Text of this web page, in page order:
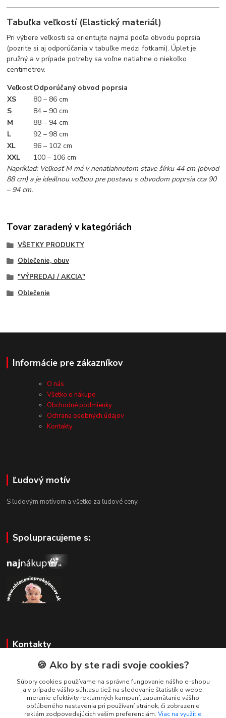
Tabuľka veľkostí (Elastický materiál)
Pri výbere veľkosti sa orientujte najmä podľa obvodu poprsia
(pozrite si aj odporúčania v tabuľke medzi fotkami). Úplet je
pružný a v prípade potreby sa voľne natiahne o niekoľko
centimetrov.
VeľkosťOdporúčaný obvod poprsia
XS
80 – 86 cm
S
84 – 90 cm
M
88 – 94 cm
L
92 – 98 cm
XL
96 – 102 cm
XXL
100 – 106 cm
Napríklad: Veľkosť M má v nenatiahnutom stave šírku 44 cm (obvod
88 cm) a je ideálnou voľbou pre postavu s obvodom poprsia cca 90
– 94 cm.
Tovar zaradený v kategóriách
VŠETKY PRODUKTY
Oblečenie, obuv
"VÝPREDAJ / AKCIA"
Oblečenie
Informácie pre zákazníkov
O nás
Všetko o nákupe
Obchodné podmienky
Ochrana osobných údajov
Kontakty
Ľudový motív
S ľudovým motívom a všetko za ľudové ceny.
Spolupracujeme s:
Kontakty
Zákaznícka podpora
+421 908 479 200
info@ludovymotiv.sk
🍪 Ako by ste radi svoje cookies?
Súbory cookies používame na správne fungovanie nášho e-shopu
a v prípade vášho súhlasu tiež na sledovanie štatistík o webe,
meranie efektivity reklamných kampaní, zapamätanie vášho
obľúbeného nastavenia pri používaní stránok, či zobrazenie
reklám zodpovedajúcich vašim preferenciám. Viac na využitie